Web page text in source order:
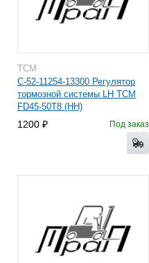
TCM
C-52-11254-13300 Регулятор
тормозной системы LH TCM
FD45-50T8 (HH)
1200 Под заказ